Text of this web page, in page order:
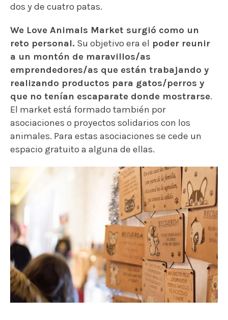
dos y de cuatro patas.
We Love Animals Market surgió como un
reto personal. Su objetivo era el poder reunir
a un montón de maravillos/as
emprendedores/as que están trabajando y
realizando productos para gatos/perros y
que no tenían escaparate donde mostrarse.
El market está formado también por
asociaciones o proyectos solidarios con los
animales. Para estas asociaciones se cede un
espacio gratuito a alguna de ellas.